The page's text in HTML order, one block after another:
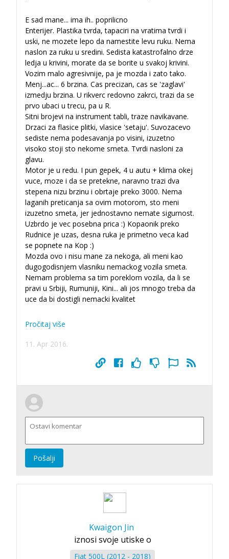
E sad mane... ima ih.. poprilicno
Enterijer. Plastika tvrda, tapaciri na vratima tvrdi i
uski, ne mozete lepo da namestite levu ruku. Nema
naslon za ruku u sredini. Sedista katastrofalno drze
ledja u krivini, morate da se borite u svakoj krivini.
Vozim malo agresivnije, pa je mozda i zato tako.
Menj...ac... 6 brzina. Cas precizan, cas se 'zaglavi'
izmedju brzina. U rikverc redovno zakrci, trazi da se
prvo ubaci u trecu, pa u R.
Sitni brojevi na instrument tabli, traze navikavane.
Drzaci za flasice plitki, vlasice 'setaju'. Suvozacevo
sediste nema podesavanja po visini, izuzetno
visoko stoji sto nekome smeta. Tvrdi nasloni za
glavu.
Motor je u redu. I pun gepek, 4 u autu + klima okej
vuce, moze i da se pretekne, naravno trazi dva
stepena nizu brzinu i obrtaje preko 3000. Nema
laganih preticanja sa ovim motorom, sto meni
izuzetno smeta, jer jednostavno nemate sigurnost.
Uzbrdo je vec posebna prica :) Kopaonik preko
Rudnice je uzas, desna ruka je primetno veca kad
se popnete na Kop :)
Mozda ovo i nisu mane za nekoga, ali meni kao
dugogodisnjem vlasniku nemackog vozila smeta.
Nemam problema sa tim poreklom vozila, da li se
pravi u Srbiji, Rumuniji, Kini... ali jos mnogo treba da
uce da bi dostigli nemacki kvalitet
Pročitaj više
11. Apr 2016.
Pošalji
Kwaigon Jin
iznosi svoje utiske o
Fiat 500L (2012 - 2018)